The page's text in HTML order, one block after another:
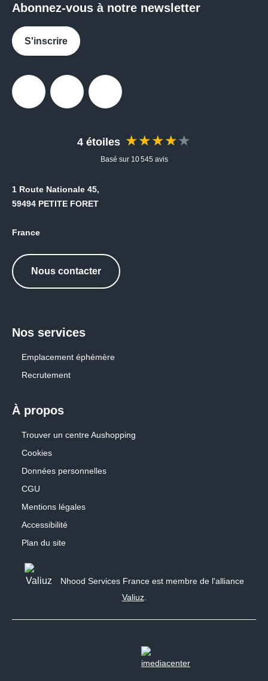
4 étoiles ★★★★★
Basé sur 10 545 avis
1 Route Nationale 45,
59494 PETITE FORET
France
Nous contacter
Nos services
Emplacement éphémère
Recrutement
À propos
Trouver un centre Aushopping
Cookies
Données personnelles
CGU
Mentions légales
Accessibilité
Plan du site
Abonnez-vous à notre newsletter
S'inscrire
Facebook Instagram Messenger
Nhood Services France est membre de l'alliance
Valiuz.